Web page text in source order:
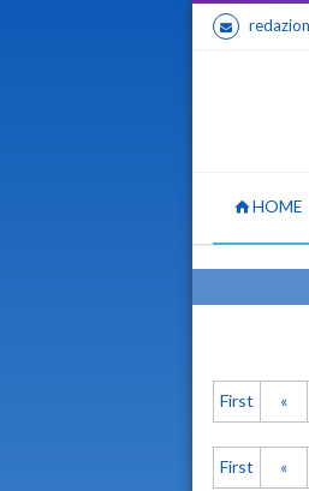
HOME
First «
First «